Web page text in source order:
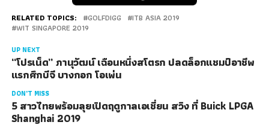
RELATED TOPICS: GOLFDIGG
ITB ASIA 2019
WIT SINGAPORE 2019
UP NEXT
“โปรเน็ด” ภานุวัฒน์ เฉือนหนึ่งสโตรก ปลดล็อกแชมป์อาชีพ
แรกศึกบีจี บางกอก โอเพ่น
DON'T MISS
5 สาวไทยพร้อมลุยเปิดฤดูกาลเอเชี่ยน สวิง ที่ Buick LPGA
Shanghai 2019